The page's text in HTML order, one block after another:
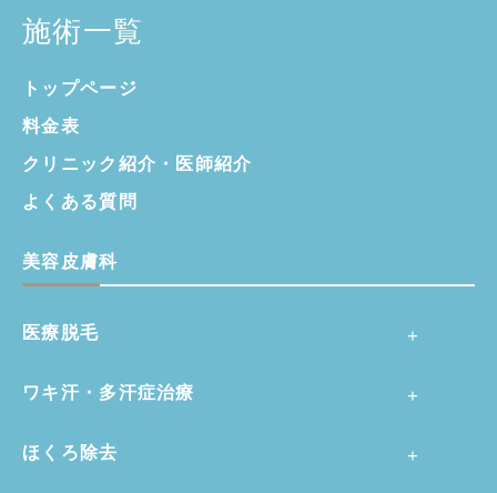
施術一覧
トップページ
料金表
クリニック紹介・ 医師紹介
よくある質問
美容皮膚科
医療脱毛
ワキ汗・多汗症治療
ほくろ除去